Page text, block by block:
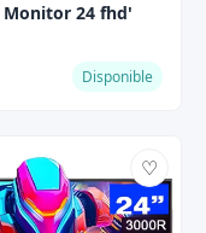
Disponible
♡